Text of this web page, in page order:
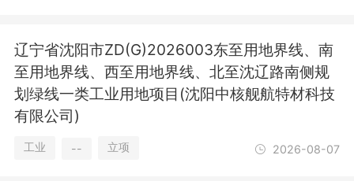
辽宁省沈阳市ZD(G)2026003东至用地界线、南
至用地界线、西至用地界线、北至沈辽路南侧规
划绿线一类工业用地项目(沈阳中核舰航特材科技
有限公司)
工业 -- 立项 2026-08-07